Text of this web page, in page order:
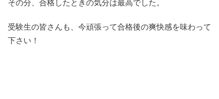
その分、合格したときの気分は最高でした。
受験生の皆さんも、今頑張って合格後の爽快感を味わって
下さい！